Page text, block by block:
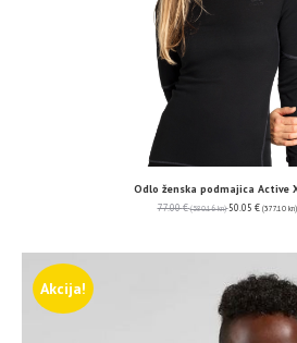
Odlo ženska podmajica Active
77.00€ (580.16 kn) 50.05 € (377.10 kn)
Akcija!